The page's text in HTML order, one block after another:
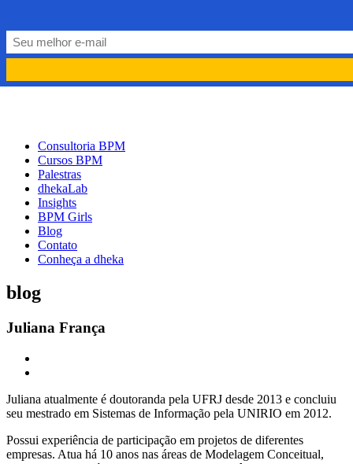
PORTUGUÊS
ENGLISH EN
Consultoria BPM
Cursos BPM
Palestras
dhekaLab
Insights
BPM Girls
Blog
Contato
Conheça a dheka
blog
Juliana França
Juliana atualmente é doutoranda pela UFRJ desde 2013 e concluiu
seu mestrado em Sistemas de Informação pela UNIRIO em 2012.
Possui experiência de participação em projetos de diferentes
empresas. Atua há 10 anos nas áreas de Modelagem Conceitual,